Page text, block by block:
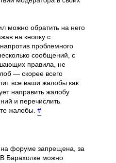
можно обратить на него
на кнопку с
проблемного
сообщений, с
правила, не
— скорее всего
все ваши жалобы как
направить жалобу
и перечислить
жалобы.#
форуме запрещена, за
Барахолке можно